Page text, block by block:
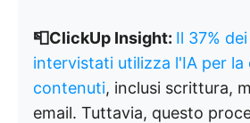
📮ClickUp Insight: Il 37%
intervistati utilizza l'IA per la
contenuti, inclusi scrittura,
email. Tuttavia, questo